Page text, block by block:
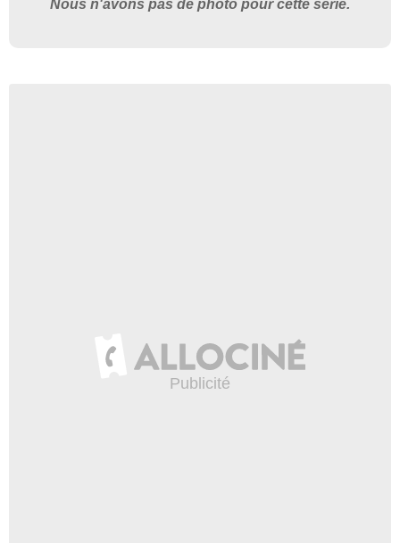
Nous n'avons pas de photo pour cette série.